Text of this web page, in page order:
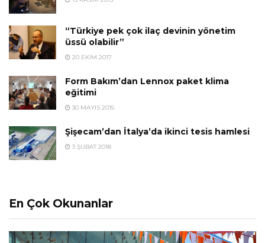
“Türkiye pek çok ilaç devinin yönetim
üssü olabilir”
20 EKIM 2017
Form Bakım’dan Lennox paket klima
eğitimi
30 MAYIS 2015
Şişecam’dan İtalya’da ikinci tesis hamlesi
3 ŞUBAT 2018
En Çok Okunanlar